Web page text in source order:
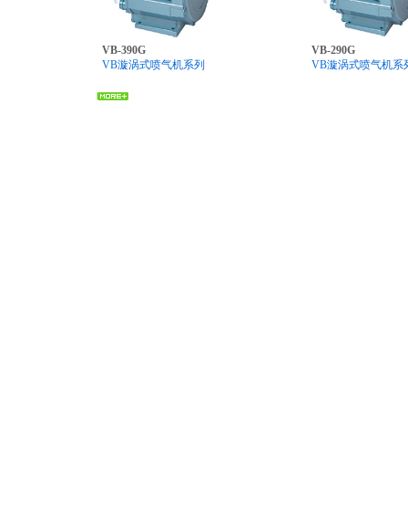
VB-390G
VB漩涡式喷气机系列
VB-290G
VB漩涡式喷气机系